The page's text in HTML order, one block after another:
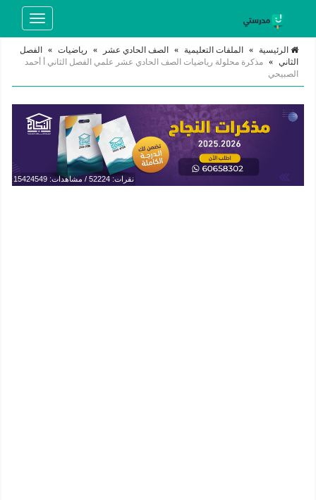
Toggle
الرئيسية » الملفات التعليمية » الصف الحادي عشر » رياضيات »
الفصل
الثاني » مذكرة محلولة رياضيات الصف الحادي عشر علمي الفصل الثاني أ أحمد
الصبيحي
نقرات: 52224 / مشاهدات: 15424549